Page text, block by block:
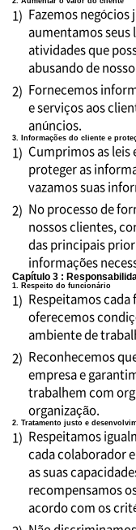
1) Fazemos
aumentamos seus
atividades que
abusando de
2) Fornecemos
e serviços aos
anúncios.
3. Informações do cliente e
1) Cumprimos as leis
proteger as
vazamos suas
2) No processo de
nossos clientes,
das principais
informações
Capítulo 3 :
1. Respeito do funcionário
1) Respeitamos
oferecemos
ambiente de
2) Reconhecemos
empresa e
trabalhem com
organização.
2. Tratamento justo e
1) Respeitamos
cada colaborador
as suas
recompensamos
acordo com os